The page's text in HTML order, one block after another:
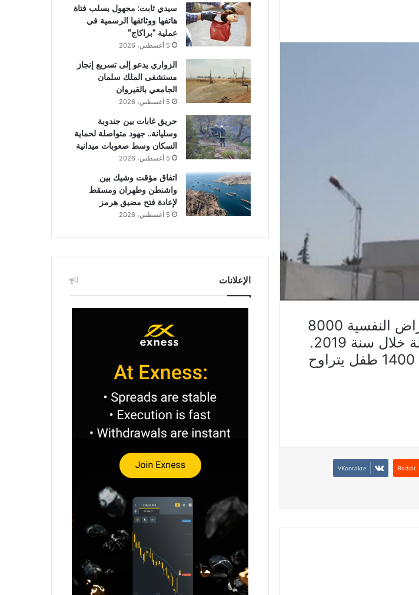
وصل معدل الإيواء بمستشفى الجامعي “الرازي” للأمراض النفسية 8000
ووفق ما أوردته إذاعة جوهرة اف ام بلغ عدد الأطفال 1400 طفل يتراوح
سيدي ثابت: مجهول يسلب فتاة
هاتفها ووثائقها الرسمية في
عملية “براكاج”
5 أغسطس، 2026
الزواري يدعو إلى تسريع إنجاز
مستشفى الملك سلمان
الجامعي بالقيروان
5 أغسطس، 2026
حريق غابات بين جندوبة
وسليانة.. جهود متواصلة لحماية
السكان وسط صعوبات ميدانية
5 أغسطس، 2026
اتفاق مؤقت وشيك بين
واشنطن وطهران ومسقط
لإعادة فتح مضيق هرمز
5 أغسطس، 2026
الإعلانات